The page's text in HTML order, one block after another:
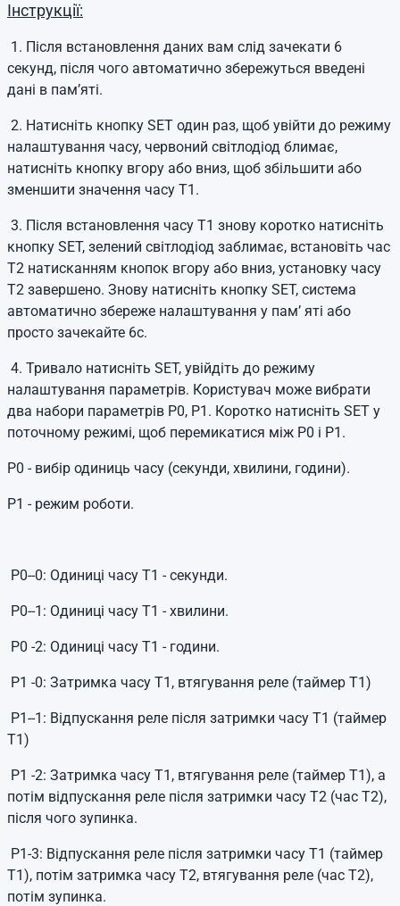
Інструкції:
1. Після встановлення даних вам слід зачекати 6
секунд, після чого автоматично збережуться введені
дані в пам’яті.
2. Натисніть кнопку SET один раз, щоб увійти до режиму
налаштування часу, червоний світлодіод блимає,
натисніть кнопку вгору або вниз, щоб збільшити або
зменшити значення часу T1.
3. Після встановлення часу T1 знову коротко натисніть
кнопку SET, зелений світлодіод заблимає, встановіть час
T2 натисканням кнопок вгору або вниз, установку часу
T2 завершено. Знову натисніть кнопку SET, система
автоматично збереже налаштування у пам’ яті або
просто зачекайте 6с.
4. Тривало натисніть SET, увійдіть до режиму
налаштування параметрів. Користувач може вибрати
два набори параметрів P0, P1. Коротко натисніть SET у
поточному режимі, щоб перемикатися між P0 і P1.
P0 - вибір одиниць часу (секунди, хвилини, години).
P1 - режим роботи.
P0--0: Одиниці часу Т1 - секунди.
P0--1: Одиниці часу T1 - хвилини.
P0 -2: Одиниці часу Т1 - години.
P1 -0: Затримка часу T1, втягування реле (таймер T1)
P1--1: Відпускання реле після затримки часу T1 (таймер
T1)
P1 -2: Затримка часу T1, втягування реле (таймер T1), а
потім відпускання реле після затримки часу T2 (час T2),
після чого зупинка.
P1-3: Відпускання реле після затримки часу T1 (таймер
T1), потім затримка часу T2, втягування реле (час T2),
потім зупинка.